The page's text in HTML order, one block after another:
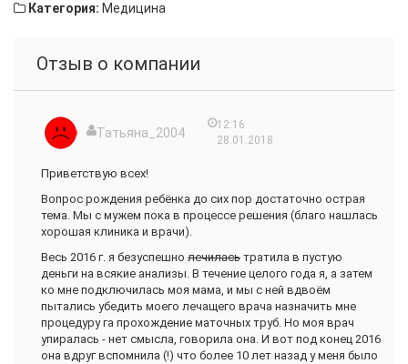
Категория: Медицина
Отзыв о компании
Татьяна_2004
12:16
28.01.2018
Приветствую всех!
Вопрос рождения ребёнка до сих пор достаточно острая
тема. Мы с мужем пока в процессе решения (благо нашлась
хорошая клиника и врачи).
Весь 2016 г. я безуспешно лечилась тратила в пустую
деньги на всякие анализы. В течение целого года я, а затем
ко мне подключилась моя мама, и мы с ней вдвоём
пытались убедить моего лечащего врача назначить мне
процедуру га прохождение маточных труб. Но моя врач
упиралась - нет смысла, говорила она. И вот под конец 2016
она вдруг вспомнила (!) что более 10 лет назад у меня было